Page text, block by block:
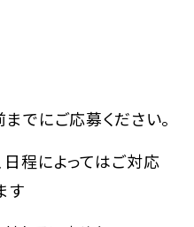
でにご応募ください。
程によってはご対応
す